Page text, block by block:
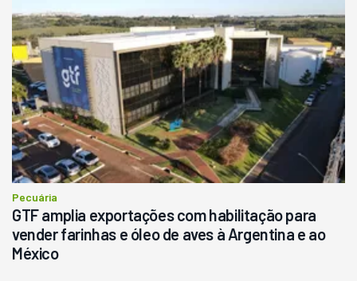
Pecuária
GTF amplia exportações com habilitação para
vender farinhas e óleo de aves à Argentina e ao
México